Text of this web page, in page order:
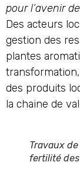
pour l’avenir
Des acteurs
gestion des
plantes
des produits
la chaine de
Travaux
fertilité